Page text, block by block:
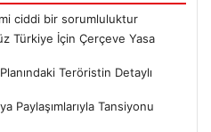
ciddi bir sorumluluktur
Türkiye İçin Çerçeve Yasa
Teröristin Detaylı
Paylaşımlarıyla Tansiyonu